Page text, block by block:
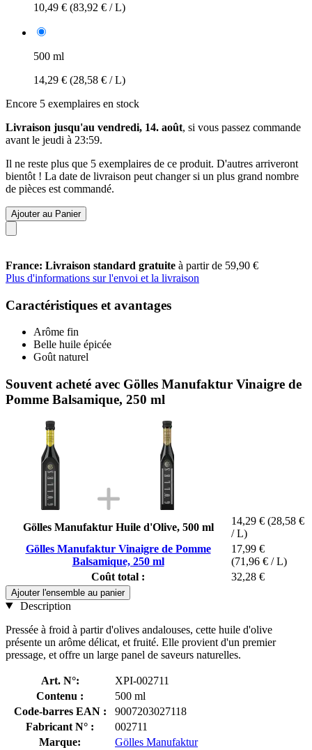
10,49 € (83,92 € / L)
500 ml
14,29 € (28,58 € / L)
Encore 5 exemplaires en stock
Livraison jusqu'au vendredi, 14. août, si vous passez commande
avant le jeudi à 23:59.
Il ne reste plus que 5 exemplaires de ce produit. D'autres arriveront
bientôt ! La date de livraison peut changer si un plus grand nombre
de pièces est commandé.
Ajouter au Panier
France: Livraison standard gratuite à partir de 59,90 €
Plus d'informations sur l'envoi et la livraison
Caractéristiques et avantages
Arôme fin
Belle huile épicée
Goût naturel
Souvent acheté avec Gölles Manufaktur Vinaigre de
Pomme Balsamique, 250 ml
Gölles Manufaktur Huile d'Olive, 500 ml
14,29 € (28,58 €
/ L)
Gölles Manufaktur Vinaigre de Pomme
Balsamique, 250 ml
17,99 €
(71,96 € / L)
Coût total :
32,28 €
Ajouter l'ensemble au panier
Description
Pressée à froid à partir d'olives andalouses, cette huile d'olive
présente un arôme délicat, et fruité. Elle provient d'un premier
pressage, et offre un large panel de saveurs naturelles.
Art. N°:
XPI-002711
Contenu :
500 ml
Code-barres EAN :
9007203027118
Fabricant N° :
002711
Marque:
Gölles Manufaktur